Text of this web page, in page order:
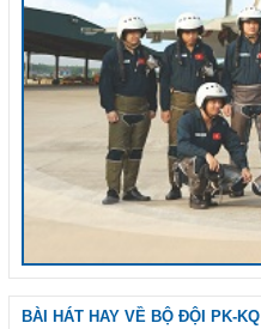
BÀI HÁT HAY VỀ BỘ ĐỘI PK-KQ